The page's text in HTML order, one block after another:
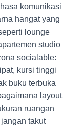
komunikasi
hangat yang
lounge
studio
socialable:
kursi tinggi
buku terbuka
layout
ruangan
takut